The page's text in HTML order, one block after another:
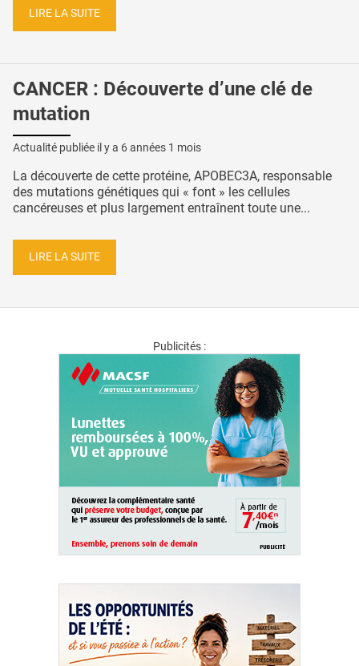
LIRE LA SUITE
CANCER : Découverte d’une clé de
mutation
Actualité publiée il y a 6 années 1 mois
La découverte de cette protéine, APOBEC3A, responsable
des mutations génétiques qui « font » les cellules
cancéreuses et plus largement entraînent toute une...
LIRE LA SUITE
Publicités :